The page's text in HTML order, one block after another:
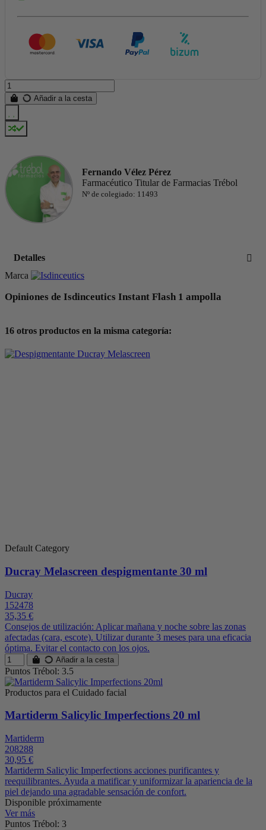
Añadir a la cesta
Fernando Vélez Pérez
Farmacéutico Titular de Farmacias Trébol
Nº de colegiado: 11493
Detalles
Marca
Opiniones de Isdinceutics Instant Flash 1 ampolla
16 otros productos en la misma categoría:
Default Category
Ducray Melascreen despigmentante 30 ml
Ducray
152478
35,35 €
Consejos de utilización: Aplicar mañana y noche sobre las zonas
afectadas (cara, escote). Utilizar durante 3 meses para una eficacia
óptima. Evitar el contacto con los ojos.
Añadir a la cesta
Puntos Trébol: 3.5
Productos para el Cuidado facial
Martiderm Salicylic Imperfections 20 ml
Martiderm
208288
30,95 €
Martiderm Salicylic Imperfections acciones purificantes y
reequilibrantes. Ayuda a matificar y uniformizar la apariencia de la
piel dejando una agradable sensación de confort.
Disponible próximamente
Ver más
Puntos Trébol: 3